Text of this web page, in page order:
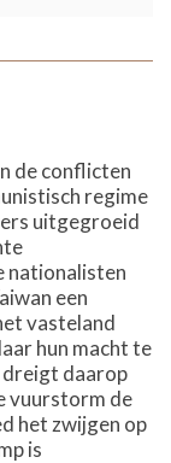
de conflicten
regime
uitgegroeid
nationalisten
een
vasteland
hun macht te
dreigt daarop
vuurstorm de
het zwijgen op
is